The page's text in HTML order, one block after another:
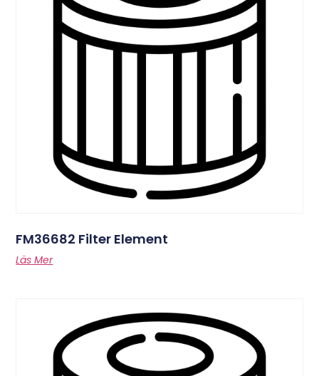
FM36682 Filter Element
Läs Mer